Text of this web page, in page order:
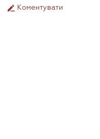
Коментувати